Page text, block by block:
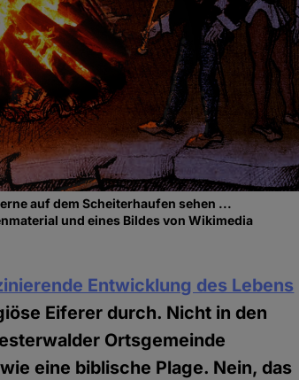
auf dem Scheiterhaufen sehen ...
und eines Bildes von Wikimedia
Entwicklung des Lebens
Eiferer durch. Nicht in den
Ortsgemeinde
eine biblische Plage. Nein, das